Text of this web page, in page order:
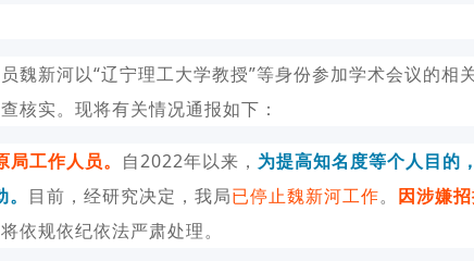
魏新河以“辽宁理工大学教授”等身份参加学术会议的相
核实。现将有关情况通报如下：
工作人员。 自2022年以来， 为提高知名度等个人目的
目前，经研究决定，我局已停止魏新河工作。 因涉嫌
依规依纪依法严肃处理。